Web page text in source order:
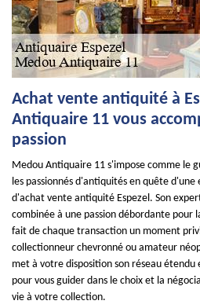
Achat vente antiquité à
Antiquaire 11 vous
passion
Medou Antiquaire 11 s'impose comme le
les passionnés d'antiquités en quête
d'achat vente antiquité Espezel. Son
combinée à une passion débordante pour
fait de chaque transaction un moment
collectionneur chevronné ou amateur
met à votre disposition son réseau étendu
pour vous guider dans le choix et la
vie à votre collection.